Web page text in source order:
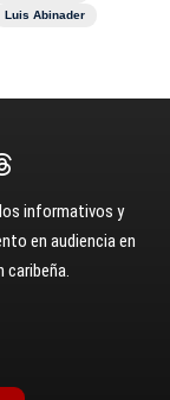
Luis Abinader
informativos y
en audiencia en
caribeña.